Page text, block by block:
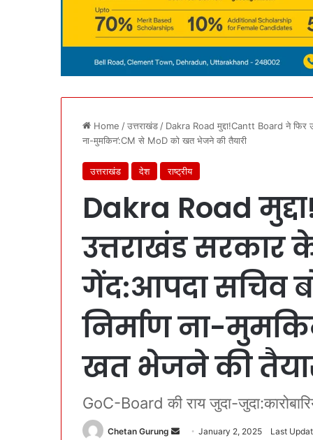
Home /उत्तराखंड / Dakra Road मुद्दा!Cantt Board ने फिर
ना-मुमकिन’:CM से MoD को खत भेजने की तैयारी
उत्तराखंड देश राष्ट्रीय
Dakra Road
उत्तराखंड
गेंद:आपदा सचिव
निर्माण ना-
खत भेजने की
GoC-Board की राय जुदा-
Chetan Gurung January 2, 2025 Last